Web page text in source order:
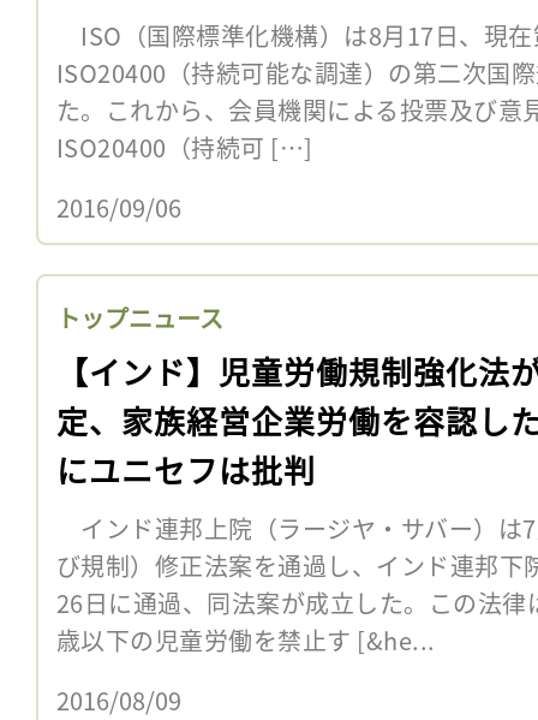
ISO（国際標準化機構）は8月17日、現
ISO20400（持続可能な調達）の第二次国
た。これから、会員機関による投票及び意
ISO20400（持続可 […]
2016/09/06
トップニュース
【インド】児童労働規制強化法
定、家族経営企業労働を容認し
にユニセフは批判
インド連邦上院（ラージヤ・サバー）は
び規制）修正法案を通過し、インド連邦下
26日に通過、同法案が成立した。この法
歳以下の児童労働を禁止す [&he...
2016/08/09